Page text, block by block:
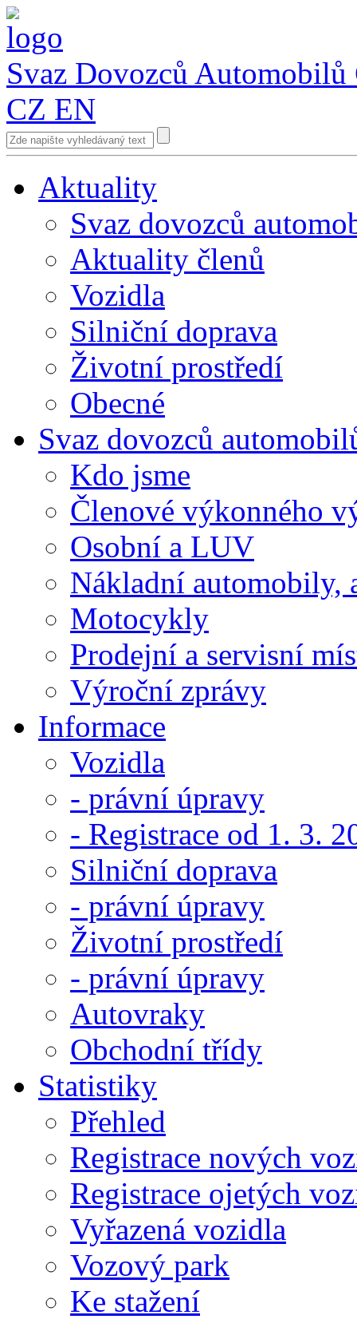
Svaz Dovozců Automobilů
CZ EN
Aktuality
Svaz dovozců
Aktuality členů
Vozidla
Silniční doprava
Životní prostředí
Obecné
Svaz dovozců
Kdo jsme
Členové výkonného
Osobní a LUV
Nákladní automobily,
Motocykly
Prodejní a servisní
Výroční zprávy
Informace
Vozidla
- právní úpravy
- Registrace od 1. 3.
Silniční doprava
- právní úpravy
Životní prostředí
- právní úpravy
Autovraky
Obchodní třídy
Statistiky
Přehled
Registrace nových
Registrace ojetých
Vyřazená vozidla
Vozový park
Ke stažení